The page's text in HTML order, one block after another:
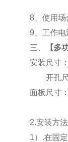
8 、使用
9 、工作
三、
【多
安装尺寸
开孔
面板尺寸
2.安装方
1）.在固